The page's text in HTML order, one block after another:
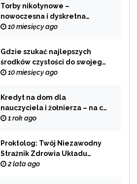
Torby nikotynowe –
nowoczesna i dyskretna
alternatywa dla tradycyjnego
10 miesięcy ago
Gdzie szukać najlepszych
środków czystości do swojego
domu?
10 miesięcy ago
Kredyt na dom dla
nauczyciela i żołnierza – na co
zwrócić uwagę przy wyborze
1 rok ago
Proktolog: Twój Niezawodny
Strażnik Zdrowia Układu
Pokarmowego
2 lata ago